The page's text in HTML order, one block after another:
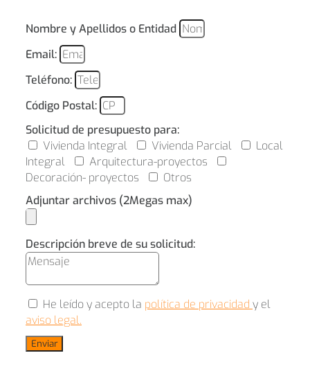
Nombre y Apellidos o Entidad
Email:
Teléfono:
Código Postal:
Solicitud de presupuesto para:
Vivienda Integral
Vivienda Parcial
Local
Integral
Arquitectura-proyectos
Decoración- proyectos
Otros
Adjuntar archivos (2Megas max)
Descripción breve de su solicitud:
He leído y acepto la política de privacidad y el
aviso legal.
Enviar